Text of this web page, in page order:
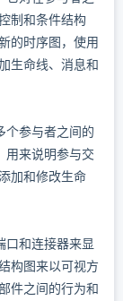
制和条件结构
的时序图，使用
生命线、消息和
个参与者之间的
用来说明参与交
加和修改生命
口和连接器来显
构图来以可视方
件之间的行为和